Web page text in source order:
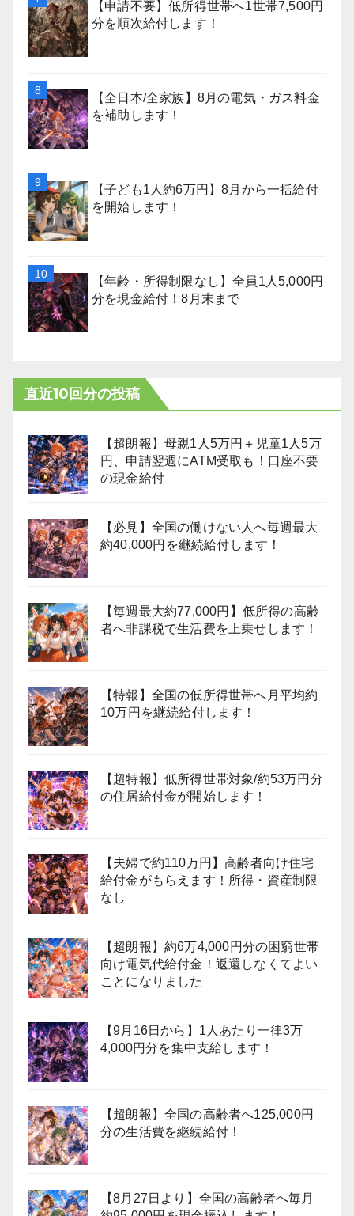
【申請不要】低所得世帯へ1世帯7,500円
分を順次給付します！
【全日本/全家族】8月の電気・ガス料金
を補助します！
【子ども1人約6万円】8月から一括給付
を開始します！
【年齢・所得制限なし】全員1人5,000円
分を現金給付！8月末まで
直近10回分の投稿
【超朗報】母親1人5万円＋児童1人5万
円、申請翌週にATM受取も！口座不要
の現金給付
【必見】全国の働けない人へ毎週最大
約40,000円を継続給付します！
【毎週最大約77,000円】低所得の高齢
者へ非課税で生活費を上乗せします！
【特報】全国の低所得世帯へ月平均約
10万円を継続給付します！
【超特報】低所得世帯対象/約53万円分
の住居給付金が開始します！
【夫婦で約110万円】高齢者向け住宅
給付金がもらえます！所得・資産制限
なし
【超朗報】約6万4,000円分の困窮世帯
向け電気代給付金！返還しなくてよい
ことになりました
【9月16日から】1人あたり一律3万
4,000円分を集中支給します！
【超朗報】全国の高齢者へ125,000円
分の生活費を継続給付！
【8月27日より】全国の高齢者へ毎月